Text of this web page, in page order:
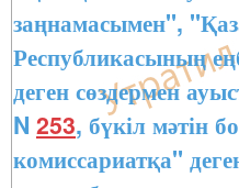
заңнамасымен",
Республикасының
деген сөздермен
N 253, бүкіл мәтін
комиссариатқа"